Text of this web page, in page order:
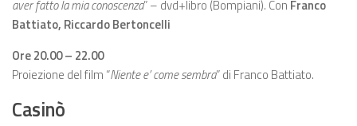
aver fatto la mia conoscenza” – dvd+libro (Bompiani). Con Franco
Battiato, Riccardo Bertoncelli
Ore 20.00 – 22.00
Proiezione del film “Niente e’ come sembra” di Franco Battiato.
Casinò